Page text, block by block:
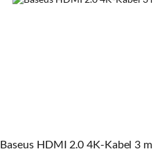
Baseus HDMI 2.0 4K-Kabel 3 m